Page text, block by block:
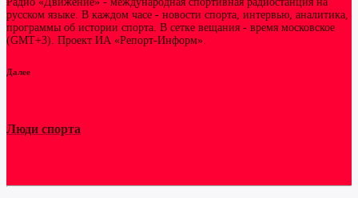
русском языке. В каждом часе - новости спорта, интервью, аналитика,
программы об истории спорта. В сетке вещания - время московское
(GMT+3). Проект ИА «Репорт-Информ».
Далее
Люди спорта